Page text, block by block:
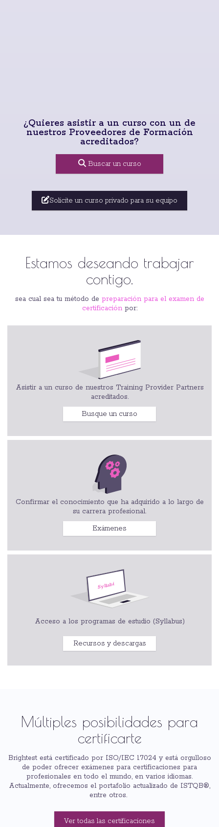
¿Quieres asistir a un curso con un de
nuestros Proveedores de Formación
acreditados?
Buscar un curso
Solicite un curso privado para su equipo
Estamos deseando trabajar
contigo.
sea cual sea tu método de preparación para el examen de
certificaciónpor:
Asistir a un curso de nuestros Training Provider Partners
acreditados.
Busque un curso
Confirmar el conocimiento que ha adquirido a lo largo de
su carrera profesional.
Exámenes
Acceso a los programas de estudio (Syllabus)
Recursos y descargas
Múltiples posibilidades para
certificarte
Brightest está certificado por ISO/IEC 17024 y está orgulloso
de poder ofrecer exámenes para certificaciones para
profesionales en todo el mundo, en varios idiomas.
Actualmente, ofrecemos el portafolio actualizado de ISTQB®,
entre otros.
Ver todas las certificaciones